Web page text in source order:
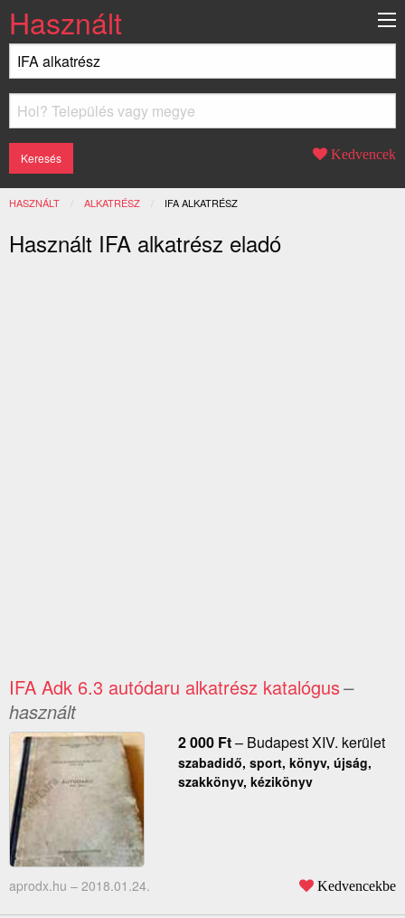
Használt
Kedvencek
HASZNÁLT ALKATRÉSZ JELENLEGI:
IFA ALKATRÉSZ
Használt IFA alkatrész eladó
IFA Adk 6.3 autódaru alkatrész katalógus–
használt
2 000 Ft– Budapest XIV. kerület
szabadidő, sport, könyv, újság,
szakkönyv, kézikönyv
aprodx.hu – 2018.01.24. Kedvencekbe